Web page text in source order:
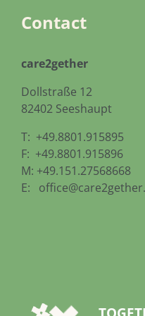
Contact
care2gether
Dollstraße 12
82402 Seeshaupt
T: +49.8801.915895
F: +49.8801.915896
M: +49.151.27568668
E: